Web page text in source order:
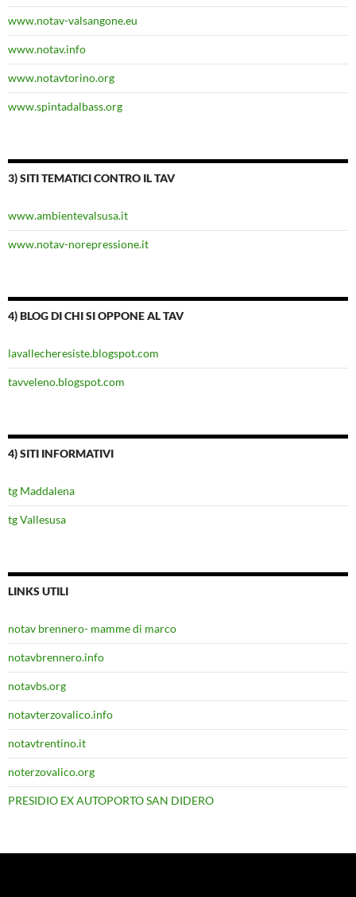
www.notav-valsangone.eu
www.notav.info
www.notavtorino.org
www.spintadalbass.org
3) SITI TEMATICI CONTRO IL TAV
www.ambientevalsusa.it
www.notav-norepressione.it
4) BLOG DI CHI SI OPPONE AL TAV
lavallecheresiste.blogspot.com
tavveleno.blogspot.com
4) SITI INFORMATIVI
tg Maddalena
tg Vallesusa
LINKS UTILI
notav brennero- mamme di marco
notavbrennero.info
notavbs.org
notavterzovalico.info
notavtrentino.it
noterzovalico.org
PRESIDIO EX AUTOPORTO SAN DIDERO